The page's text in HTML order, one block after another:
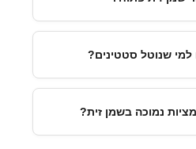
שנוטל סטטינים?
נמוכה בשמן זית?
מצב כהה
הדגשת קישורים